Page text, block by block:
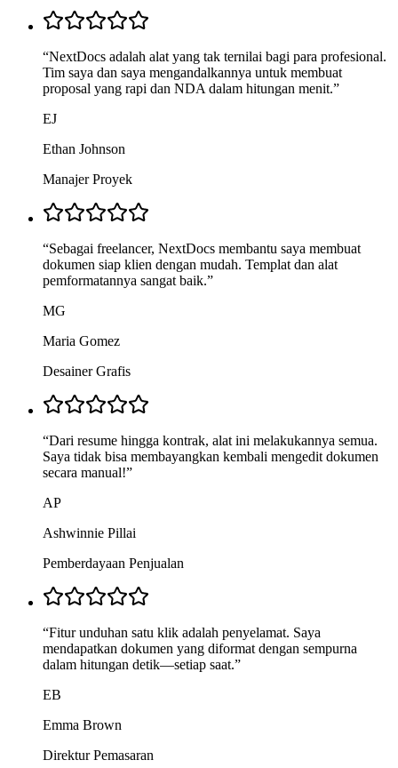
“NextDocs adalah alat yang tak ternilai bagi para profesional.
Tim saya dan saya mengandalkannya untuk membuat
proposal yang rapi dan NDA dalam hitungan menit.”
EJ
Ethan Johnson
Manajer Proyek
“Sebagai freelancer, NextDocs membantu saya membuat
dokumen siap klien dengan mudah. Templat dan alat
pemformatannya sangat baik.”
MG
Maria Gomez
Desainer Grafis
“Dari resume hingga kontrak, alat ini melakukannya semua.
Saya tidak bisa membayangkan kembali mengedit dokumen
secara manual!”
AP
Ashwinnie Pillai
Pemberdayaan Penjualan
“Fitur unduhan satu klik adalah penyelamat. Saya
mendapatkan dokumen yang diformat dengan sempurna
dalam hitungan detik—setiap saat.”
EB
Emma Brown
Direktur Pemasaran